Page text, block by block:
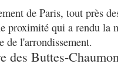
de Paris, tout près
proximité qui a rendu la
de l'arrondissement.
des Buttes-